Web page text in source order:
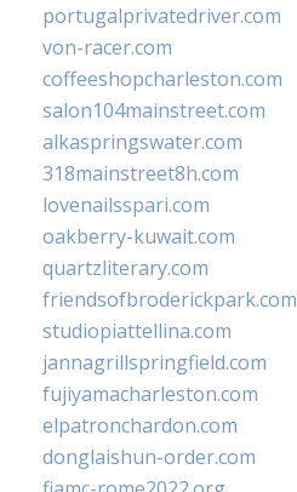
portugalprivatedriver.com
von-racer.com
coffeeshopcharleston.com
salon104mainstreet.com
alkaspringswater.com
318mainstreet8h.com
lovenailsspari.com
oakberry-kuwait.com
quartzliterary.com
friendsofbroderickpark.com
studiopiattellina.com
jannagrillspringfield.com
fujiyamacharleston.com
elpatronchardon.com
donglaishun-order.com